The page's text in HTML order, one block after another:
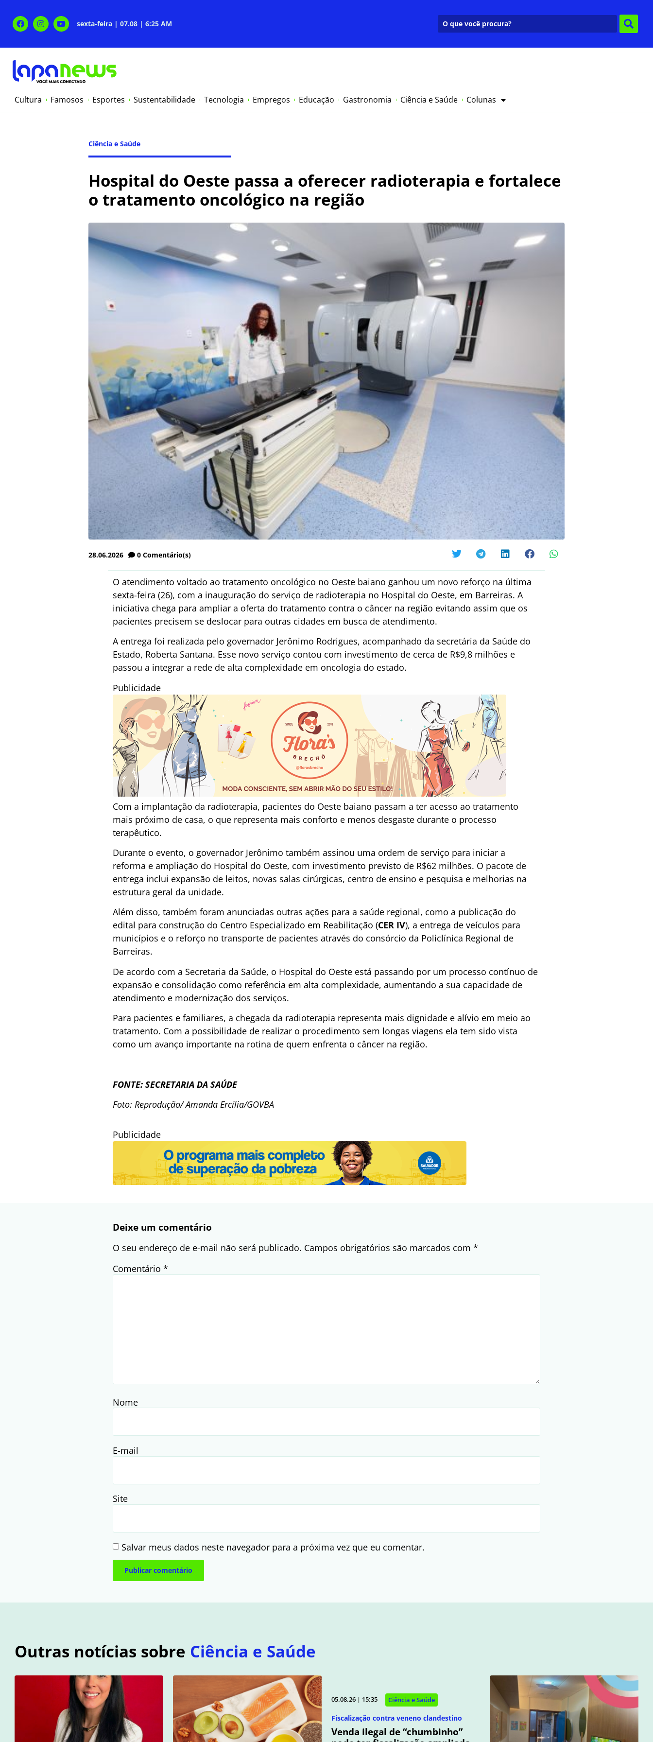
sexta-feira | 07.08 | 6:25 AM
Cultura Famosos Esportes Sustentabilidade Tecnologia Empregos Educação Gastronomia Ciência e Saúde Colunas
Ciência e Saúde
Hospital do Oeste passa a oferecer radioterapia e fortalece
o tratamento oncológico na região
28.06.2026 0 Comentário(s)
O atendimento voltado ao tratamento oncológico no Oeste baiano ganhou um novo reforço na última
sexta-feira (26), com a inauguração do serviço de radioterapia no Hospital do Oeste, em Barreiras. A
iniciativa chega para ampliar a oferta do tratamento contra o câncer na região evitando assim que os
pacientes precisem se deslocar para outras cidades em busca de atendimento.
A entrega foi realizada pelo governador Jerônimo Rodrigues, acompanhado da secretária da Saúde do
Estado, Roberta Santana. Esse novo serviço contou com investimento de cerca de R$9,8 milhões e
passou a integrar a rede de alta complexidade em oncologia do estado.
Publicidade
Com a implantação da radioterapia, pacientes do Oeste baiano passam a ter acesso ao tratamento
mais próximo de casa, o que representa mais conforto e menos desgaste durante o processo
terapêutico.
Durante o evento, o governador Jerônimo também assinou uma ordem de serviço para iniciar a
reforma e ampliação do Hospital do Oeste, com investimento previsto de R$62 milhões. O pacote de
entrega inclui expansão de leitos, novas salas cirúrgicas, centro de ensino e pesquisa e melhorias na
estrutura geral da unidade.
Além disso, também foram anunciadas outras ações para a saúde regional, como a publicação do
edital para construção do Centro Especializado em Reabilitação (CER IV), a entrega de veículos para
municípios e o reforço no transporte de pacientes através do consórcio da Policlínica Regional de
Barreiras.
De acordo com a Secretaria da Saúde, o Hospital do Oeste está passando por um processo contínuo de
expansão e consolidação como referência em alta complexidade, aumentando a sua capacidade de
atendimento e modernização dos serviços.
Para pacientes e familiares, a chegada da radioterapia representa mais dignidade e alívio em meio ao
tratamento. Com a possibilidade de realizar o procedimento sem longas viagens ela tem sido vista
como um avanço importante na rotina de quem enfrenta o câncer na região.
FONTE: SECRETARIA DA SAÚDE
Foto: Reprodução/ Amanda Ercília/GOVBA
Publicidade
Deixe um comentário
O seu endereço de e-mail não será publicado. Campos obrigatórios são marcados com *
Comentário *
Nome
E-mail
Site
Salvar meus dados neste navegador para a próxima vez que eu comentar.
Outras notícias sobre Ciência e Saúde
05.08.26 | 15:35 Ciência e Saúde
Fiscalização contra veneno clandestino
Venda ilegal de “chumbinho”